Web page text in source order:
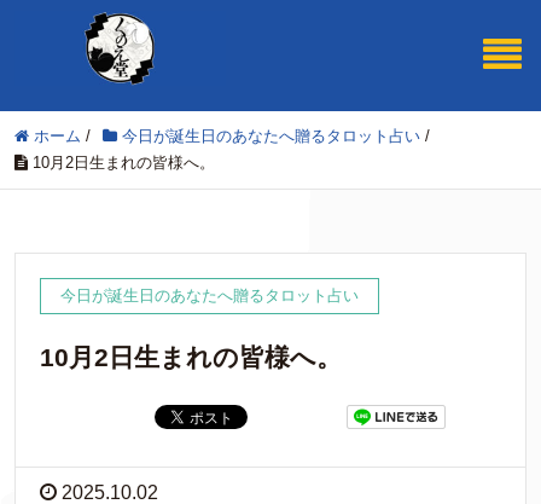
ホーム / 今日が誕生日のあなたへ贈るタロット占い /
10月2日生まれの皆様へ。
今日が誕生日のあなたへ贈るタロット占い
10月2日生まれの皆様へ。
2025.10.02